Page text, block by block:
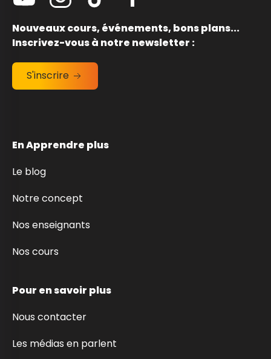
Nouveaux cours, événements, bons plans...
Inscrivez-vous à notre newsletter :
S'inscrire
En Apprendre plus
Le blog
Notre concept
Nos enseignants
Nos cours
Pour en savoir plus
Nous contacter
Les médias en parlent